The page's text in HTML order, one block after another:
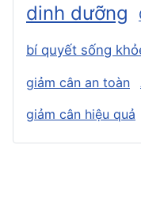
dinh dưỡng
bí quyết sống
giảm cân an toàn
giảm cân hiệu quả